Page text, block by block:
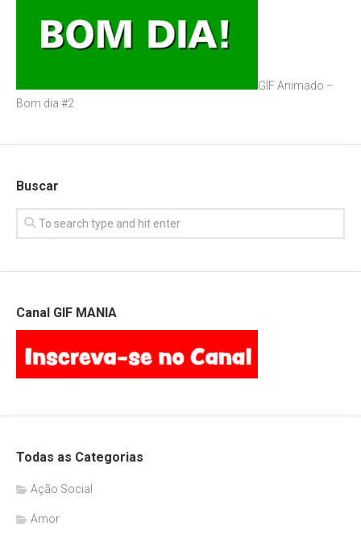
GIF Animado –
Bom dia #2
Buscar
Canal GIF MANIA
Todas as Categorias
Ação Social
Amor